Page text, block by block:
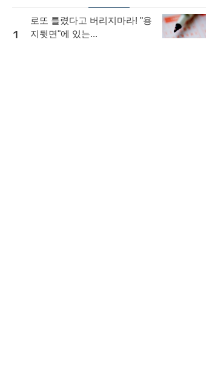
1
로또 틀렸다고 버리지마라! "용
지뒷면"에 있는...